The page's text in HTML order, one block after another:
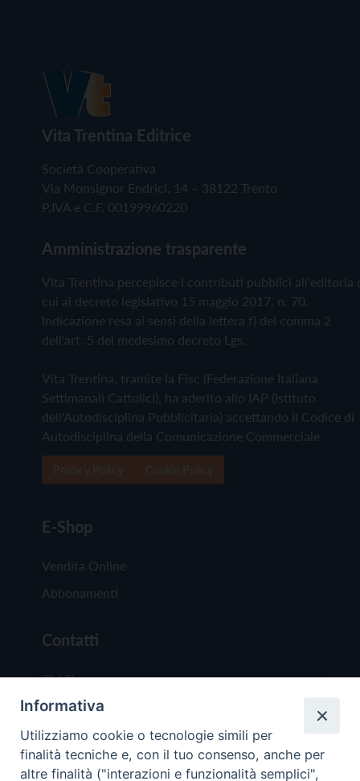
Vita Trentina Editrice
Società Cooperativa
Via Monsignor Endrici, 14 – 38122 Trento
P.IVA e C.F. 00199960220
Amministrazione trasparente
Vita Trentina percepisce i contributi pubblici all'editoria
cui al decreto legislativo 15 maggio 2017, n. 70.
Indicazione resa ai sensi della lettera f) del comma 2
dell'art. 5 del medesimo decreto Lgs.
Vita Trentina, tramite la Fisc (Federazione Italiana
Settimanali Cattolici), ha aderito allo IAP (Istituto
dell'Autodisciplina Pubblicitaria) accettando il Codice di
Autodisciplina della Comunicazione Commerciale
E-Shop
Vendita Online
Abbonamenti
Contatti
Chi Siamo
Redazione
Scrivici
Informativa
Utilizziamo cookie o tecnologie simili per
finalità tecniche e, con il tuo consenso, anche per
altre finalità ("interazioni e funzionalità semplici",